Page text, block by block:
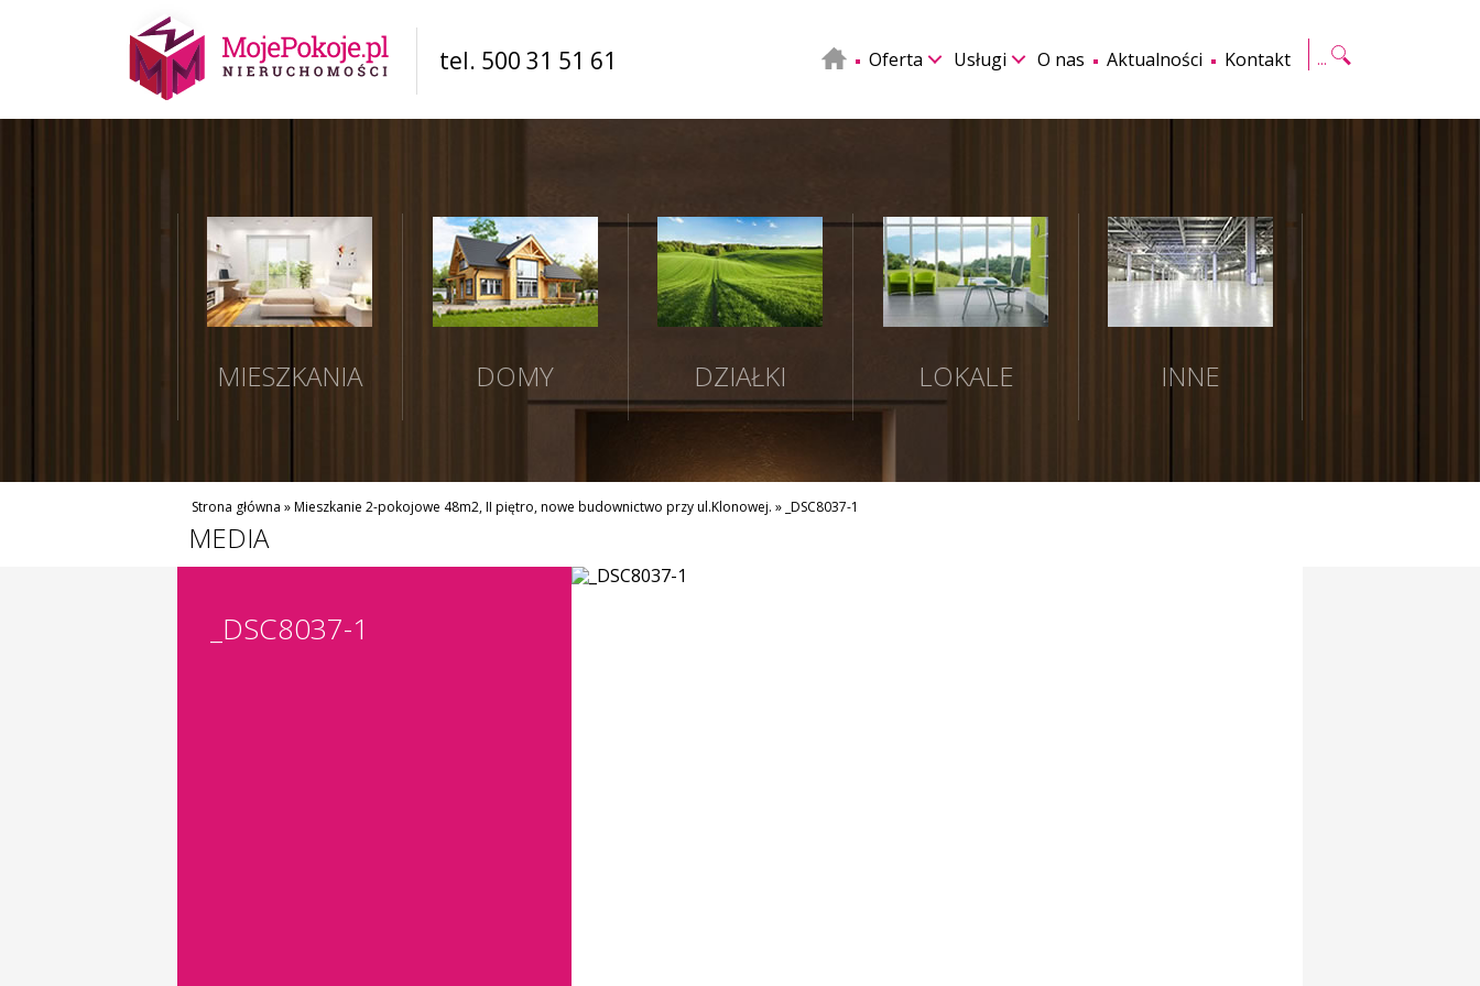
tel. 500 31 51 61 Oferta Usługi O nas Aktualności Kontakt
Szukaj
MIESZKANIA DOMY DZIAŁKI LOKALE INNE
Strona główna »Mieszkanie 2-pokojowe 48m2, II piętro, nowe budownictwo przy ul.Klonowej. » _DSC8037-1
MEDIA
_DSC8037-1